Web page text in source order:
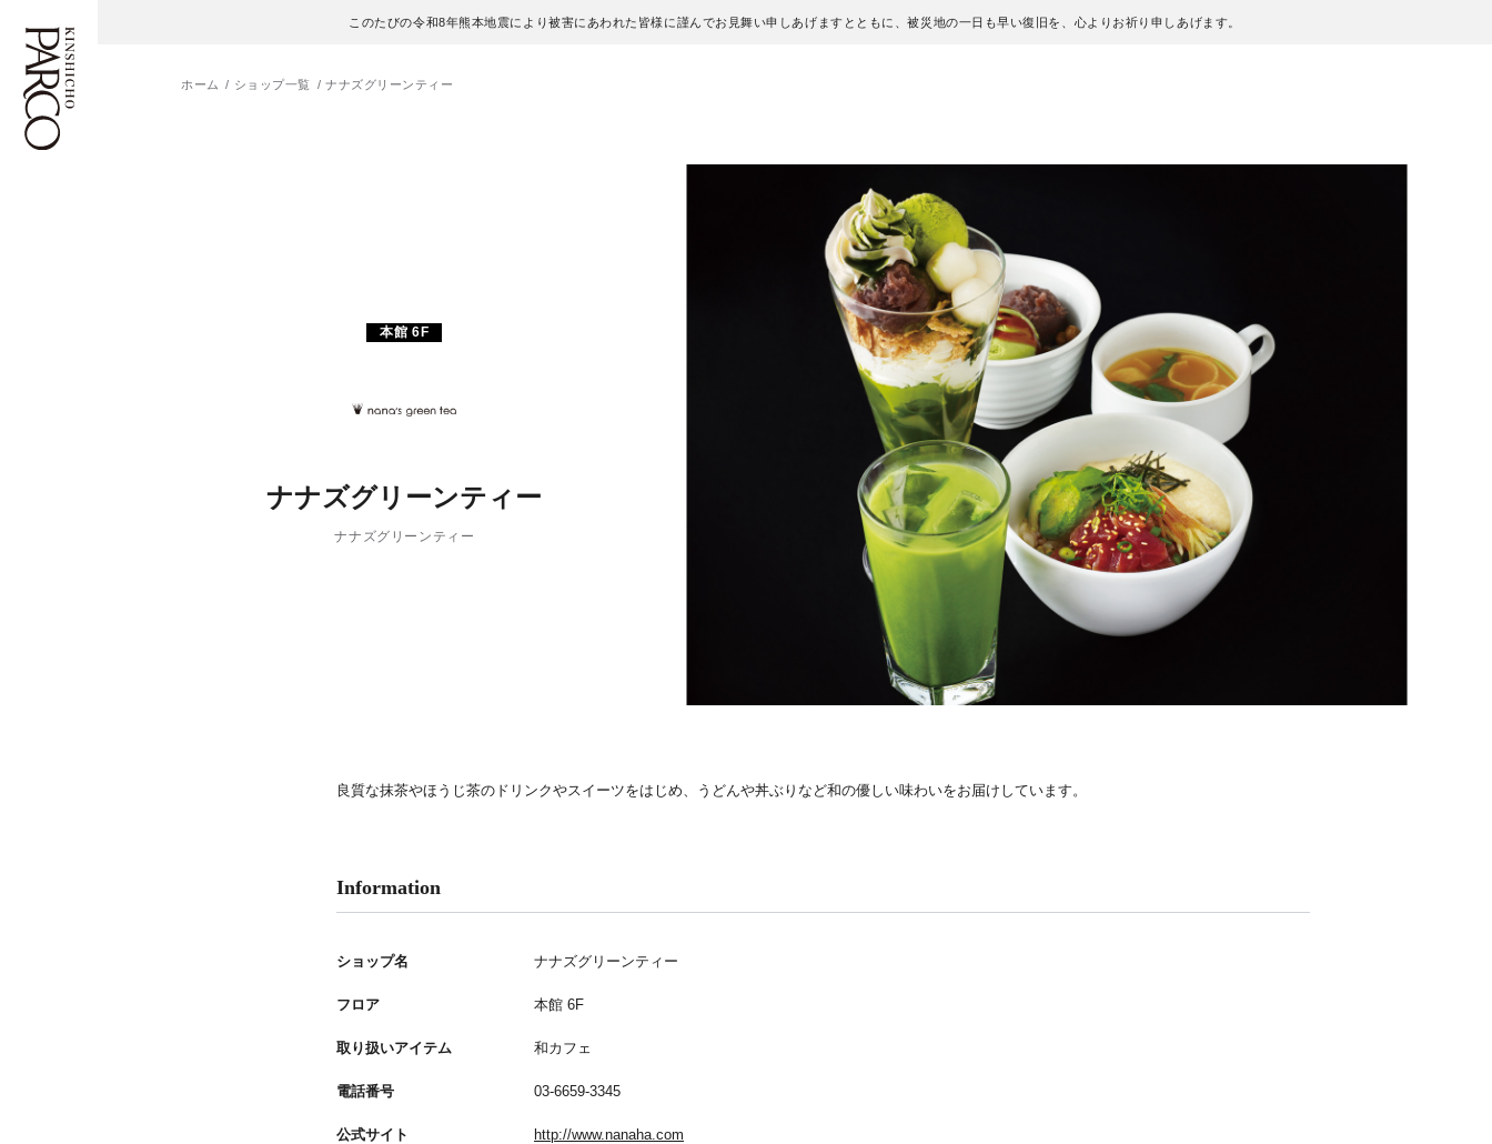
このたびの令和8年熊本地震により被害にあわれた皆様に謹んでお見舞い申しあげますとともに、被災地の一日も早い復旧を、心よりお祈り申しあげます。
ホーム ショップ一覧 ナナズグリーンティー
本館 6F
ナナズグリーンティー
ナナズグリーンティー
良質な抹茶やほうじ茶のドリンクやスイーツをはじめ、うどんや丼ぶりなど和の優しい味わいをお届けしています。
Information
ショップ名 ナナズグリーンティー
フロア 本館 6F
取り扱いアイテム 和カフェ
電話番号 03-6659-3345
公式サイト http://www.nanaha.com